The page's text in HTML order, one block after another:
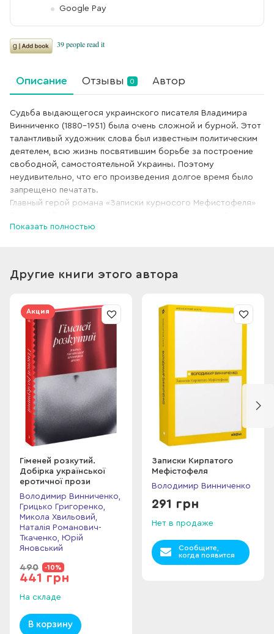
Google Pay
Описание Отзывы 0 Автор
Судьба выдающегося украинского писателя Владимира
Винниченко (1880–1951) была очень сложной и бурной. Этот
талантливый художник слова был известным политическим
деятелем, всю жизнь посвятившим борьбе за построение
свободной, самостоятельной Украины. Поэтому
неудивительно, что его произведения долгое время было
запрещено печатать.
Главный герой романа «Записки курносого Мефистофеля»
него происходит легко и просто. Даже к своей любви он
Но препятствием становится один факт: оказывается, что у
желания. Игра заканчивается, и Михайлюку нужно выбирать
между любимым и ребенком. И выбор этот слишком
серьезный... В книгу вошли также рассказы «Федько-
холомидник» и пьеса «Черная Пантера и Белый Медведь».
Показать полностью
Другие книги этого автора
Акция
Гіменей розкутий.
Добірка української
еротичної прози
Володимир Винниченко,
Грицько Григоренко,
Микола Хвильовий,
Наталія Романович-
Ткаченко, Юрій
Яновський
490 -10%
441 грн
На складе
В корзину
Записки Кирпатого
Мефістофеля
Володимир Винниченко
291 грн
Нет в продаже
Сообщите,
когда появится